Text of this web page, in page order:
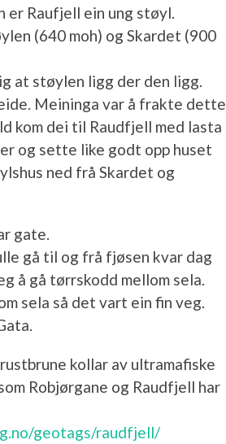
er Raufjell ein ung støyl.
(640 moh) og Skardet (900
at støylen ligg der den ligg.
Meininga var å frakte dette
kom dei til Raudfjell med lasta
og sette like godt opp huset
ned frå Skardet og
gate.
gå til og frå fjøsen kvar dag
å gå tørrskodd mellom sela.
sela så det vart ein fin veg.
kollar av ultramafiske
Robjørgane og Raudfjell har
geotags/raudfjell/